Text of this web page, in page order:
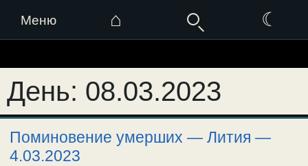
Меню ⌂ ☾
к
содержимому
День: 08.03.2023
Поминовение умерших — Лития —
4.03.2023